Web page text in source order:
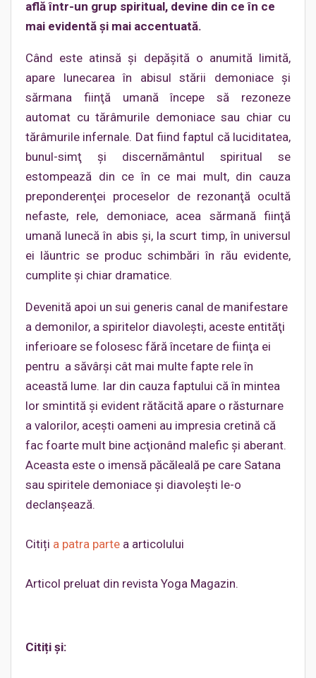
află într-un grup spiritual, devine din ce în ce
mai evidentă şi mai accentuată.
Când este atinsă şi depăşită o anumită limită,
apare lunecarea în abisul stării demoniace şi
sărmana fiinţă umană începe să rezoneze
automat cu tărâmurile demoniace sau chiar cu
tărâmurile infernale. Dat fiind faptul că luciditatea,
bunul-simţ şi discernământul spiritual se
estompează din ce în ce mai mult, din cauza
preponderenţei proceselor de rezonanţă ocultă
nefaste, rele, demoniace, acea sărmană fiinţă
umană lunecă în abis şi, la scurt timp, în universul
ei lăuntric se produc schimbări în rău evidente,
cumplite şi chiar dramatice.
Devenită apoi un sui generis canal de manifestare
a demonilor, a spiritelor diavoleşti, aceste entităţi
inferioare se folosesc fără încetare de fiinţa ei
pentru a săvârşi cât mai multe fapte rele în
această lume. Iar din cauza faptului că în mintea
lor smintită şi evident rătăcită apare o răsturnare
a valorilor, aceşti oameni au impresia cretină că
fac foarte mult bine acţionând malefic şi aberant.
Aceasta este o imensă păcăleală pe care Satana
sau spiritele demoniace şi diavoleşti le-o
declanşează.
Citiți a patra parte a articolului
Articol preluat din revista Yoga Magazin.
Citiți și: